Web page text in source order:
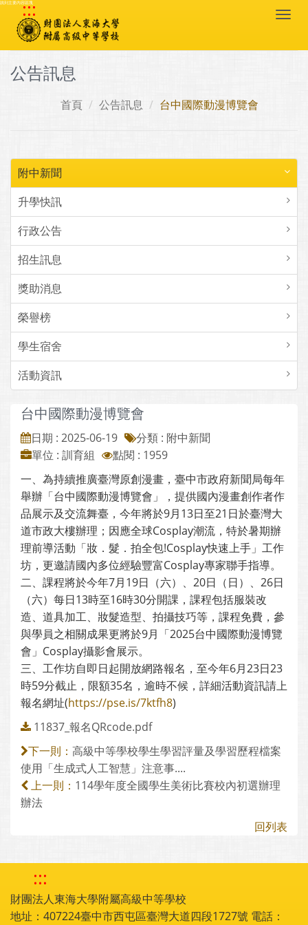
跳到主要內容區塊
:::
公告訊息
首頁 公告訊息 台中國際動漫博覽會
附中新聞
升學快訊
行政公告
招生訊息
獎助消息
榮譽榜
學生宿舍
活動資訊
台中國際動漫博覽會
日期 : 2025-06-19
分類 : 附中新聞
單位 : 訓育組
點閱 : 1959
一、為持續推廣臺灣原創漫畫，臺中市政府新聞局每年
舉辦「台中國際動漫博覽會」，提供國內漫畫創作者作
品展示及交流舞臺，今年將於9月13日至21日於臺灣大
道市政大樓辦理；因應全球Cosplay潮流，特於暑期辦
理前導活動「妝．髮．拍全包!Cosplay快速上手」工作
坊，更邀請國內多位經驗豐富Cosplay專家聯手指導。
二、課程將於今年7月19日（六）、20日（日）、26日
（六）每日13時至16時30分開課，課程包括服裝改
造、道具加工、妝髮造型、拍攝技巧等，課程免費，參
與學員之相關成果更將於9月「2025台中國際動漫博覽
會」Cosplay攝影會展示。
三、工作坊自即日起開放網路報名，至今年6月23日23
時59分截止，限額35名，逾時不候，詳細活動資訊請上
報名網址(https://pse.is/7ktfh8)
11837_報名QRcode.pdf
下一則： 高級中等學校學生學習評量及學習歷程檔案
使用「生成式人工智慧」注意事....
上一則： 114學年度全國學生美術比賽校內初選辦理
辦法
回列表
:::
財團法人東海大學附屬高級中等學校
地址：407224臺中市西屯區臺灣大道四段1727號 電話：